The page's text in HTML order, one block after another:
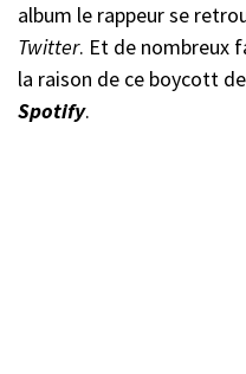
album le rappeur se
Twitter. Et de nombreux
la raison de ce boycott
Spotify.